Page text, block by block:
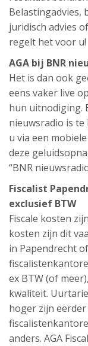
Belastingadvies,
juridisch advies
regelt het voor u!
AGA bij BNR
Het is dan ook
eens vaker live
hun uitnodiging.
nieuwsradio is
u via een
deze
“BNR
Fiscalist
exclusief BTW
Fiscale kosten
kosten zijn dit
in Papendrecht
ex BTW (of
kwaliteit.
hoger zijn
anders. AGA